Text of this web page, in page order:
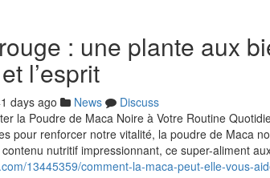
: une plante aux
l’esprit
days ago News
Discuss
la Poudre de Maca Noire à Votre Routine
pour renforcer notre vitalité, la poudre de Maca
nutritif impressionnant, ce super-aliment
13445359/comment-la-maca-peut-elle-vous-